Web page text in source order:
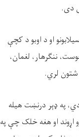
دی.
او د اوبو د کچې
ننگرهار، لغمان،
شتون لري.
په ډېر درنښت هیله
اړوند او هغه خلک چې په